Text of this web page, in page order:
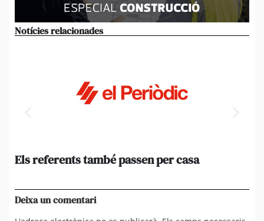
Notícies relacionades
Els referents també passen per casa
Deixa un comentari